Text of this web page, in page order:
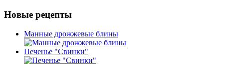
Новые рецепты
Манные дрожжевые блины
Печенье "Свинки"